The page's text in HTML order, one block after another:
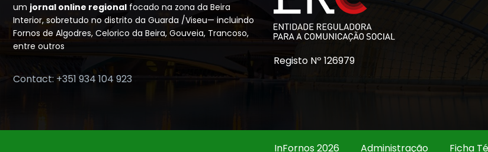
um jornal online regional focado na zona da Beira
Interior, sobretudo no distrito da Guarda /Viseu— incluindo
Fornos de Algodres, Celorico da Beira, Gouveia, Trancoso,
entre outros
Contact: +351 934 104 923
Registo Nº 126979
InFornos 2026 Administração Ficha